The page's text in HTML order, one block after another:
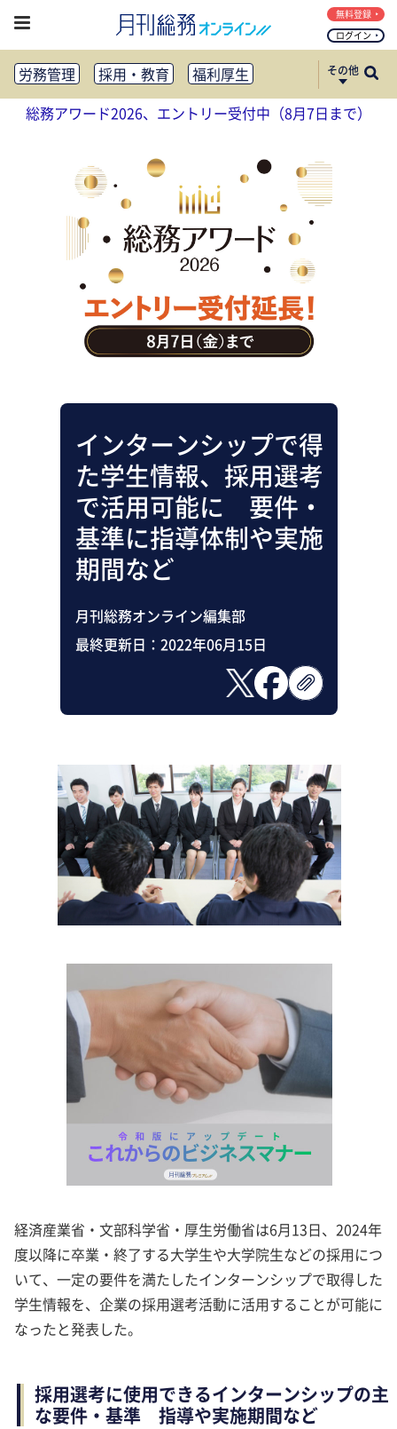
ログイン
無料登録
労務管理 採用・教育
福利厚生
健康経営
働き方改革
法務・コンプライアンス
リスクマネジメント・BCP
社外・社内広報
社外・社内コミュニケーション活性化
FM・オフィス移転
CSR・SDGs
テクノロジー活用・DX
助成金・補助金・コスト削減
アウトソーシング・BPO
調査・レポート
その他
総務アワード2026、エントリー受付中（8月7日まで）
インターンシップで得
た学生情報、採用選考
で活用可能に 要件・
基準に指導体制や実施
期間など
月刊総務オンライン編集部
最終更新日： 2022年06月15日
経済産業省・文部科学省・厚生労働省は6月13日、2024年
度以降に卒業・終了する大学生や大学院生などの採用につ
いて、一定の要件を満たしたインターンシップで取得した
学生情報を、企業の採用選考活動に活用することが可能に
なったと発表した。
採用選考に使用できるインターンシップの主
な要件・基準 指導や実施期間など